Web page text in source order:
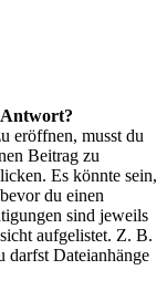
Antwort?
eröffnen, musst du
Beitrag zu
Es könnte sein,
du einen
sind jeweils
aufgelistet. Z. B.
darfst Dateianhänge